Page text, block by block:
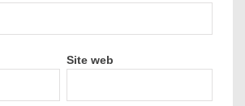
Site web